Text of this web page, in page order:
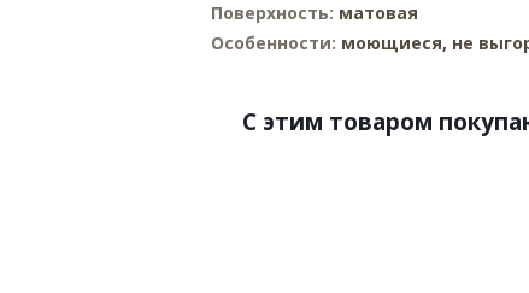
Поверхность: матовая
Особенности: моющиеся, не
C этим товаром